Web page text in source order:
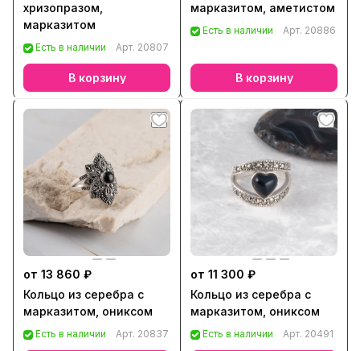
хризопразом,
марказитом
Есть в наличии Арт. 20807
В корзину
марказитом, аметистом
Есть в наличии Арт. 20886
В корзину
от 13 860 ₽
Кольцо из серебра с
марказитом, ониксом
Есть в наличии Арт. 20837
от 11 300 ₽
Кольцо из серебра с
марказитом, ониксом
Есть в наличии Арт. 20491